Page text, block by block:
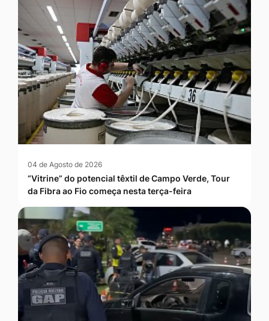
04 de Agosto de 2026
“Vitrine” do potencial têxtil de Campo Verde, Tour
da Fibra ao Fio começa nesta terça-feira